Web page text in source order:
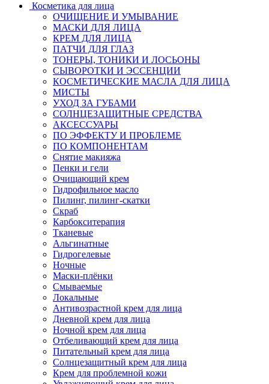
Косметика для лица
ОЧИЩЕНИЕ И УМЫВАНИЕ
МАСКИ ДЛЯ ЛИЦА
КРЕМ ДЛЯ ЛИЦА
ПАТЧИ ДЛЯ ГЛАЗ
ТОНЕРЫ, ТОНИКИ И ЛОСЬОНЫ
СЫВОРОТКИ И ЭССЕНЦИИ
КОСМЕТИЧЕСКИЕ МАСЛА ДЛЯ ЛИЦА
МИСТЫ
УХОД ЗА ГУБАМИ
СОЛНЦЕЗАЩИТНЫЕ СРЕДСТВА
АКСЕССУАРЫ
ПО ЭФФЕКТУ И ПРОБЛЕМЕ
ПО КОМПОНЕНТАМ
Снятие макияжа
Пенки и гели
Очищающий крем
Гидрофильное масло
Пилинг, пилинг-скатки
Скраб
Карбокситерапия
Тканевые
Альгинатные
Гидрогелевые
Ночные
Маски-плёнки
Смываемые
Локальные
Антивозрастной крем для лица
Дневной крем для лица
Ночной крем для лица
Отбеливающий крем для лица
Питательный крем для лица
Солнцезащитный крем для лица
Крем для проблемной кожи